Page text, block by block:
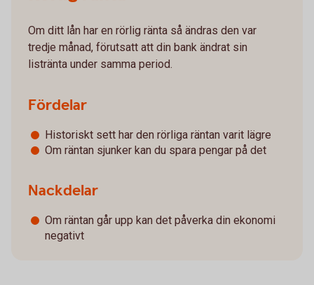
Om ditt lån har en rörlig ränta så ändras den var
tredje månad, förutsatt att din bank ändrat sin
listränta under samma period.
Fördelar
Historiskt sett har den rörliga räntan varit lägre
Om räntan sjunker kan du spara pengar på det
Nackdelar
Om räntan går upp kan det påverka din ekonomi
negativt